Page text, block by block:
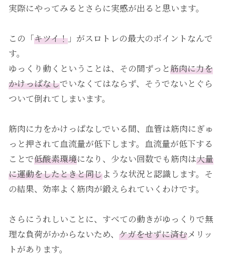
実際にやってみるとさらに実感が出ると思います。
この「キツイ！」がスロトレの最大のポイントなんで
す。
ゆっくり動くということは、その間ずっと筋肉に力を
かけっぱなしでいなくてはならず、そうでないとぐら
ついて倒れてしまいます。
筋肉に力をかけっぱなしでいる間、血管は筋肉にぎゅ
っと押されて血流量が低下します。血流量が低下する
ことで低酸素環境になり、少ない回数でも筋肉は大量
に運動をしたときと同じような状況と認識します。そ
の結果、効率よく筋肉が鍛えられていくわけです。
さらにうれしいことに、すべての動きがゆっくりで無
理な負荷がかからないため、 ケガをせずに済むメリッ
トがあります。